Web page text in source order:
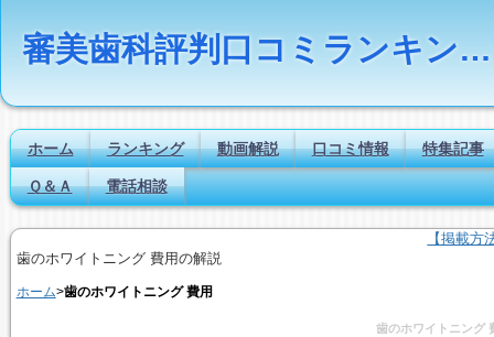
審美歯科評判口コミランキングの比較検索とは｜Dr.NAVI
ホーム ランキング 動画解説 口コミ情報 特集記事
Ｑ＆Ａ 電話相談
【掲載方
歯のホワイトニング 費用の解説
ホーム>歯のホワイトニング 費用
歯のホワイトニング